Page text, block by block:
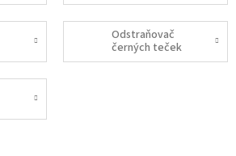
Odstraňovač
černých teček